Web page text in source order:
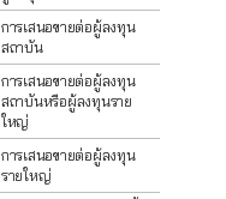
การเสนอขายต่อผู้ลงทุน
สถาบัน
การเสนอขายต่อผู้ลงทุน
สถาบันหรือผู้ลงทุนราย
ใหญ่
การเสนอขายต่อผู้ลงทุน
รายใหญ่